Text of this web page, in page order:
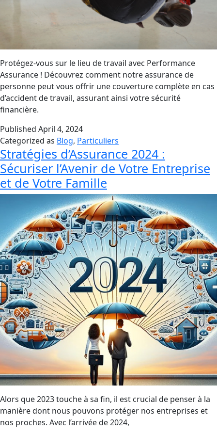
Protégez-vous sur le lieu de travail avec Performance
Assurance ! Découvrez comment notre assurance de
personne peut vous offrir une couverture complète en cas
d’accident de travail, assurant ainsi votre sécurité
financière.
Published April 4, 2024
Categorized as Blog, Particuliers
Stratégies d’Assurance 2024 :
Sécuriser l’Avenir de Votre Entreprise
et de Votre Famille
Alors que 2023 touche à sa fin, il est crucial de penser à la
manière dont nous pouvons protéger nos entreprises et
nos proches. Avec l’arrivée de 2024,